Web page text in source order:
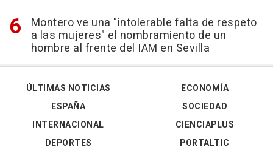
Montero ve una "intolerable falta de respeto
a las mujeres" el nombramiento de un
hombre al frente del IAM en Sevilla
ÚLTIMAS NOTICIAS
ESPAÑA
INTERNACIONAL
DEPORTES
ECONOMÍA
SOCIEDAD
CIENCIAPLUS
PORTALTIC